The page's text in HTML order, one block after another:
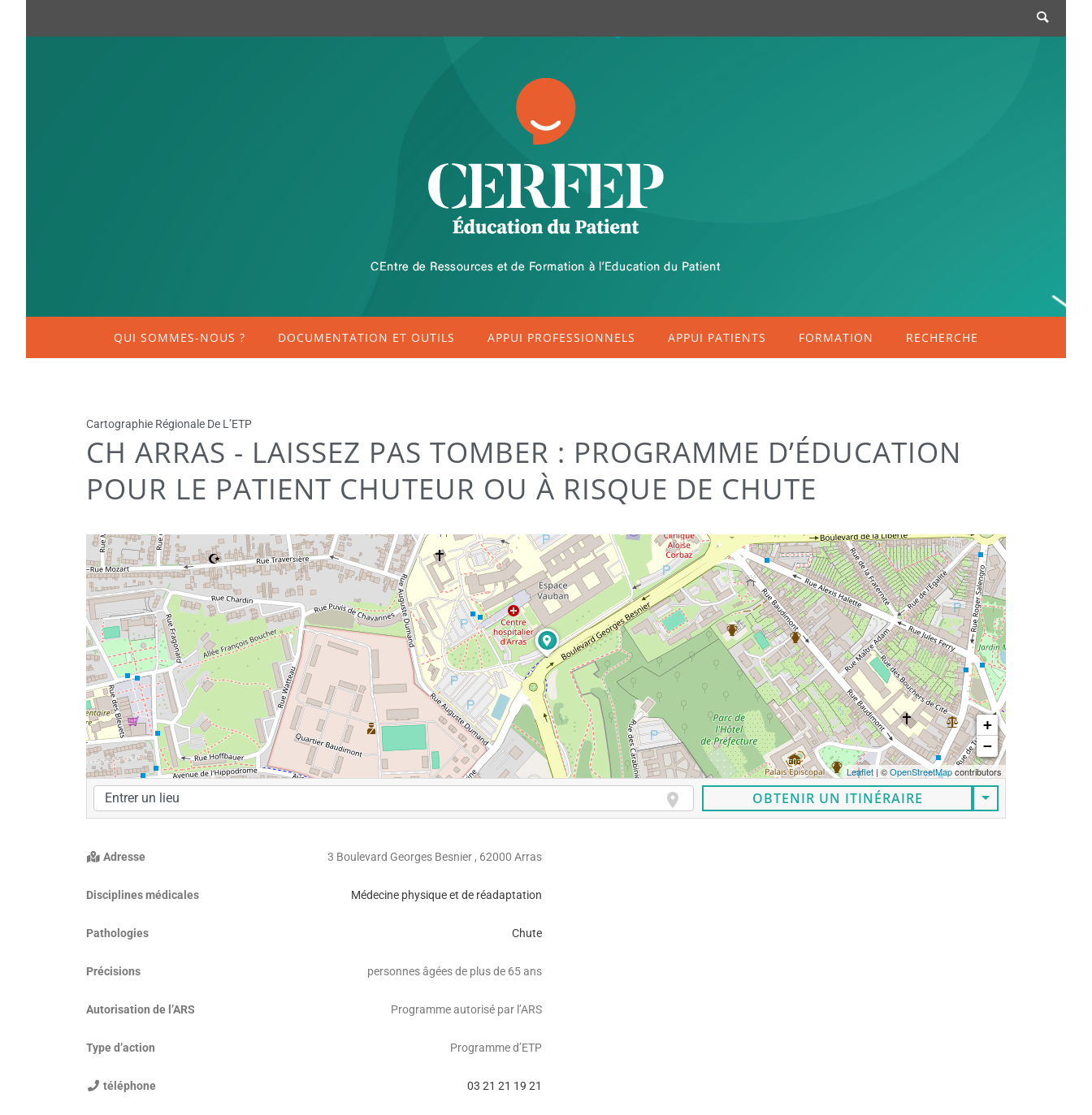
QUI SOMMES-NOUS ? DOCUMENTATION ET OUTILS APPUI PROFESSIONNELS APPUI PATIENTS FORMATION RECHERCHE
Cartographie Régionale De L’ETP
CH ARRAS - LAISSEZ PAS TOMBER : PROGRAMME D’ÉDUCATION
POUR LE PATIENT CHUTEUR OU À RISQUE DE CHUTE
+
−
Leaflet | ©OpenStreetMapcontributors
OBTENIR UN ITINÉRAIRE
Adresse 3 Boulevard Georges Besnier , 62000 Arras
Disciplines médicales Médecine physique et de réadaptation
Pathologies Chute
Précisions personnes âgées de plus de 65 ans
Autorisation de l’ARS Programme autorisé par l’ARS
Type d’action Programme d’ETP
téléphone 03 21 21 19 21